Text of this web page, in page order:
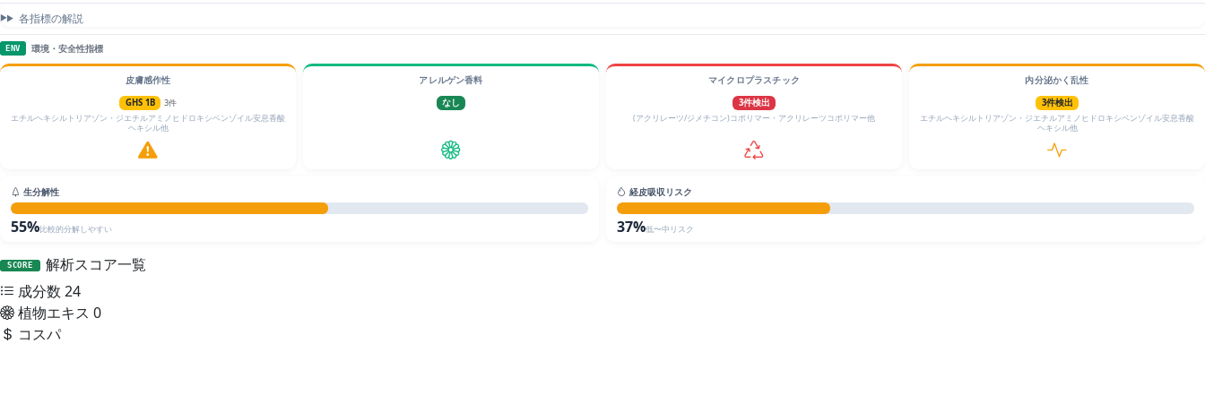
各指標の解説
ENV 環境・安全性指標
皮膚感作性
GHS 1B
3件
エチルヘキシルトリアゾン・ジエチルアミノヒドロキシベンゾイル安息香酸
ヘキシル他
アレルゲン香料
なし
マイクロプラスチック
3件検出
(アクリレーツ/ジメチコン)コポリマー・アクリレーツコポリマー他
内分泌かく乱性
3件検出
エチルヘキシルトリアゾン・ジエチルアミノヒドロキシベンゾイル安息香酸
ヘキシル他
生分解性
55%比較的分解しやすい
経皮吸収リスク
37%低〜中リスク
SCORE
解析スコア一覧
成分数24
植物エキス 0
コスパ